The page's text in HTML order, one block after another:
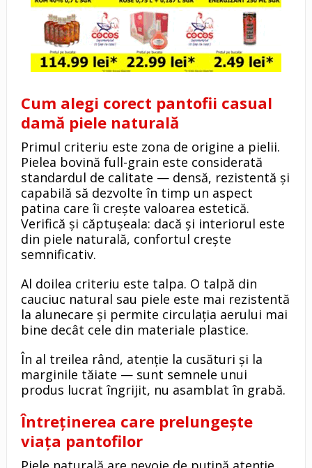
Cum alegi corect pantofii casual
damă piele naturală
Primul criteriu este zona de origine a pielii.
Pielea bovină full-grain este considerată
standardul de calitate — densă, rezistentă și
capabilă să dezvolte în timp un aspect
patina care îi crește valoarea estetică.
Verifică și căptușeala: dacă și interiorul este
din piele naturală, confortul crește
semnificativ.
Al doilea criteriu este talpa. O talpă din
cauciuc natural sau piele este mai rezistentă
la alunecare și permite circulația aerului mai
bine decât cele din materiale plastice.
În al treilea rând, atenție la cusături și la
marginile tăiate — sunt semnele unui
produs lucrat îngrijit, nu asamblat în grabă.
Întreținerea care prelungește
viața pantofilor